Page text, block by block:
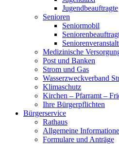
Jugendbeauftragte
Senioren
Seniormobil
Medizinische
Post und Banken
Strom und Gas
Wasserzweckverband
Klimaschutz
Kirchen – Pfarramt –
Ihre Bürgerpflichten
Bürgerservice
Rathaus
Allgemeine
Formulare und Anträge